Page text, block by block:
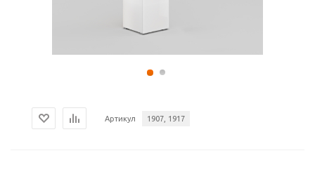
Артикул 1907, 1917